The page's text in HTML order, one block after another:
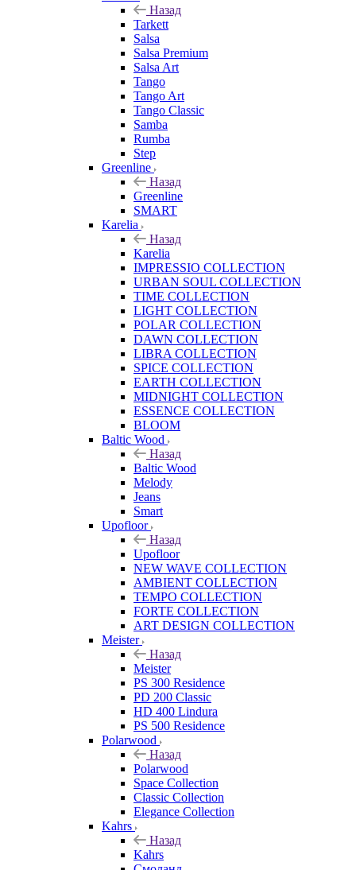
Назад
Tarkett
Salsa
Salsa Premium
Salsa Art
Tango
Tango Art
Tango Classic
Samba
Rumba
Step
Greenline
Назад
Greenline
SMART
Karelia
Назад
Karelia
IMPRESSIO COLLECTION
URBAN SOUL COLLECTION
TIME COLLECTION
LIGHT COLLECTION
POLAR COLLECTION
DAWN COLLECTION
LIBRA COLLECTION
SPICE COLLECTION
EARTH COLLECTION
MIDNIGHT COLLECTION
ESSENCE COLLECTION
BLOOM
Baltic Wood
Назад
Baltic Wood
Melody
Jeans
Smart
Upofloor
Назад
Upofloor
NEW WAVE COLLECTION
AMBIENT COLLECTION
TEMPO COLLECTION
FORTE COLLECTION
ART DESIGN COLLECTION
Meister
Назад
Meister
PS 300 Residence
PD 200 Classic
HD 400 Lindura
PS 500 Residence
Polarwood
Назад
Polarwood
Space Collection
Classic Collection
Elegance Collection
Kahrs
Назад
Kahrs